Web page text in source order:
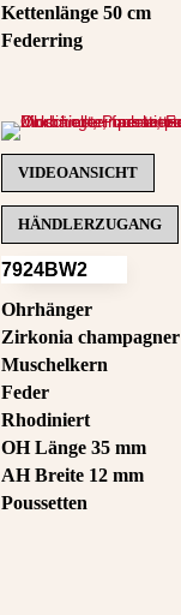
Kettenlänge 50 cm
Federring
VIDEOANSICHT
HÄNDLERZUGANG
7924BW2
Ohrhänger
Zirkonia champagner
Muschelkern
Feder
Rhodiniert
OH Länge 35 mm
AH Breite 12 mm
Poussetten